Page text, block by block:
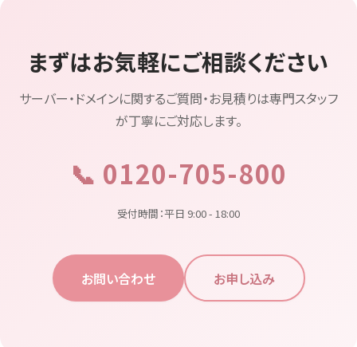
まずはお気軽にご相談ください
サーバー・ドメインに関するご質問・お見積りは専門スタッフ
が丁寧にご対応します。
📞 0120-705-800
受付時間：平日 9:00 - 18:00
お問い合わせ お申し込み